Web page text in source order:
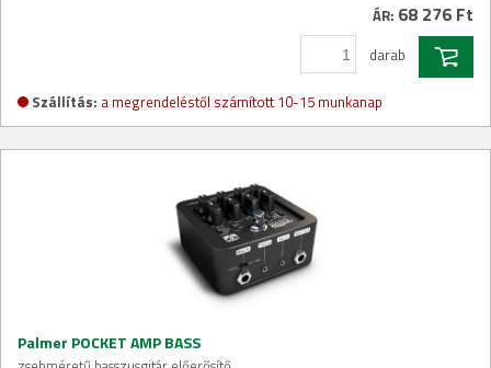
ÁR: 68 276 Ft
darab
Szállítás: a megrendeléstől számított 10-15 munkanap
Palmer POCKET AMP BASS